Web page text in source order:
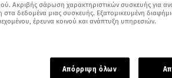
σας
μας στα αποτελέσματα αναζήτησης
Add star.gr on Google
Ακριβής σάρωση χαρακτηριστικών συσκευής για
δεδομένα μιας συσκευής. Εξατομικευμένη
έρευνα κοινού και ανάπτυξη υπηρεσιών.
Απόρριψη όλων